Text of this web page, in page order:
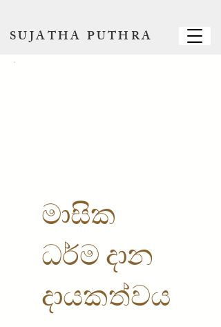
SUJATHA PUTHRA
මාසික
ධර්ම දාන
දායකත්වය